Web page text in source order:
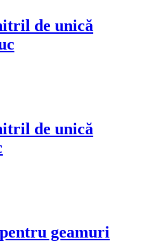
de unică
de unică
geamuri